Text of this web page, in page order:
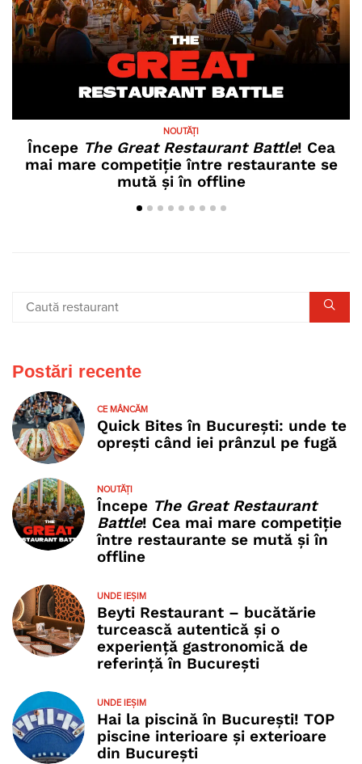
NOUTĂȚI
Începe The Great Restaurant Battle! Cea
mai mare competiție între restaurante se
mută și în offline
Postări recente
CE MÂNCĂM
Quick Bites în București: unde te
oprești când iei prânzul pe fugă
NOUTĂȚI
Începe The Great Restaurant
Battle! Cea mai mare competiție
între restaurante se mută și în
offline
UNDE IEȘIM
Beyti Restaurant – bucătărie
turcească autentică și o
experiență gastronomică de
referință în București
UNDE IEȘIM
Hai la piscină în București! TOP
piscine interioare și exterioare
din București